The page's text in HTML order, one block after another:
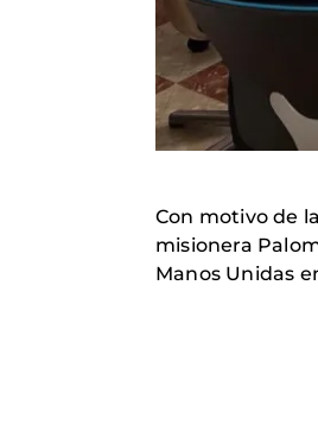
Con motivo de
misionera
Manos Unidas